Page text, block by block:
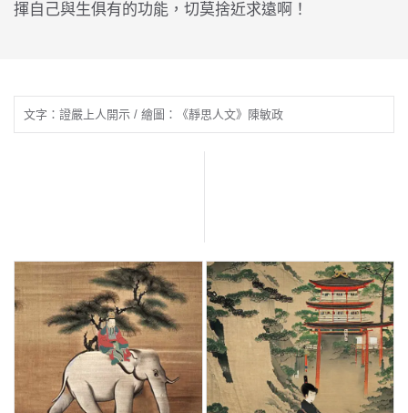
揮自己與生俱有的功能，切莫捨近求遠啊！
文字：證嚴上人開示 / 繪圖：《靜思人文》陳敏政